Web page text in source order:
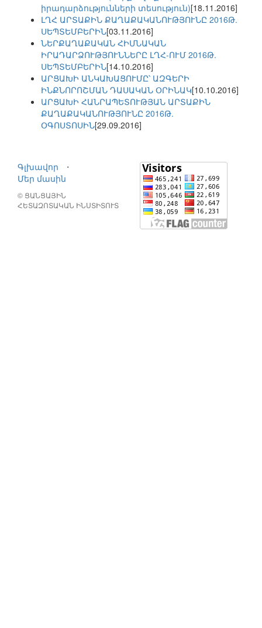
իրադարձությունների տեսություն)[18.11.2016]
ԼՂՀ ԱՐՏԱՔԻՆ ՔԱՂԱՔԱԿԱՆՈՒԹՅՈՒՆԸ 2016Թ.
ՍԵՊՏԵՄԲԵՐԻՆ[03.11.2016]
ՆԵՐՔԱՂԱՔԱԿԱՆ ՀԻՄՆԱԿԱՆ
ԻՐԱԴԱՐՁՈՒԹՅՈՒՆՆԵՐԸ ԼՂՀ-ՈՒՄ 2016Թ.
ՍԵՊՏԵՄԲԵՐԻՆ[14.10.2016]
ԱՐՑԱԽԻ ԱՆԿԱԽԱՑՈՒՄԸ՝ ԱԶԳԵՐԻ
ԻՆՔՆՈՐՈՇՄԱՆ ԴԱՍԱԿԱՆ ՕՐԻՆԱԿ[10.10.2016]
ԱՐՑԱԽԻ ՀԱՆՐԱՊԵՏՈՒԹՅԱՆ ԱՐՏԱՔԻՆ
ՔԱՂԱՔԱԿԱՆՈՒԹՅՈՒՆԸ 2016Թ.
ՕԳՈՍՏՈՍԻՆ[29.09.2016]
Գլխավոր
⋅
Մեր մասին
© ՑԱՆՑԱՅԻՆ
ՀԵՏԱԶՈՏԱԿԱՆ ԻՆՍՏԻՏՈՒՏ